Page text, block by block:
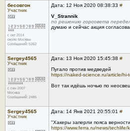
бесовгон
Участник
с окт 2014
около Москвы
Сообщений: 5262
Дата: 12 Ноя 2020 08:38:33 #
V_Strannik
по решению горсовета
думаю и сейчас акция
Sergey4565
Участник
с сен 2007
Москва
Сообщений: 2485
Дата: 13 Ноя 2020 15:45:38 #
Пугало против медведей
https://naked-science.ru/article/
Вот так идёшь ночью по
Sergey4565
Участник
Дата: 14 Янв 2021 20:55:01 #
"Хакеры заперли пояса
https://www.ferra.ru/news/